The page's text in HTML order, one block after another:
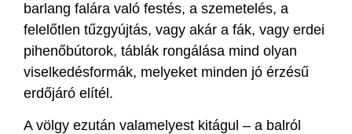
barlang falára való festés, a szemetelés, a
felelőtlen tűzgyújtás, vagy akár a fák, vagy erdei
pihenőbútorok, táblák rongálása mind olyan
viselkedésformák, melyeket minden jó érzésű
erdőjáró elítél.
A völgy ezután valamelyest kitágul – a balról